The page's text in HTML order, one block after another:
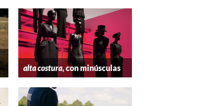
alta costura, con minúsculas